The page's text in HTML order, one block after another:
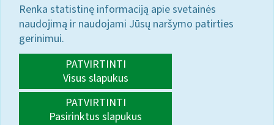
Renka statistinę informaciją apie svetainės
naudojimą ir naudojami Jūsų naršymo patirties
gerinimui.
PATVIRTINTI
Visus slapukus
PATVIRTINTI
Pasirinktus slapukus